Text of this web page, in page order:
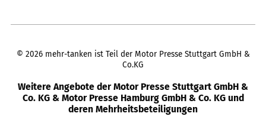
© 2026 mehr-tanken ist Teil der Motor Presse Stuttgart GmbH &
Co.KG
Weitere Angebote der Motor Presse Stuttgart GmbH &
Co. KG & Motor Presse Hamburg GmbH & Co. KG und
deren Mehrheitsbeteiligungen